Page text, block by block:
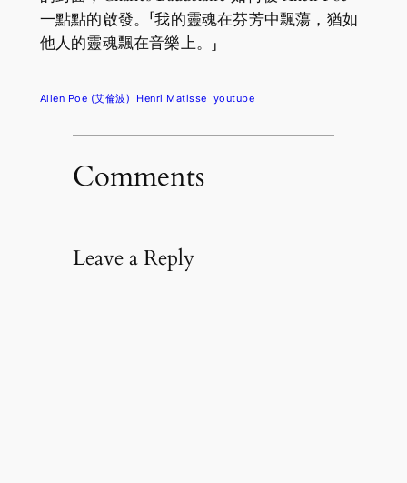
一點點的啟發。「我的靈魂在芬芳中飄蕩，猶如
他人的靈魂飄在音樂上。」
Allen Poe (艾倫波) Henri Matisse youtube
Comments
Leave a Reply